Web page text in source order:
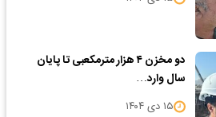
دو مخزن ۴ هزار مترمکعبی تا پایان
سال وارد…
۱۵ دی ۱۴۰۴